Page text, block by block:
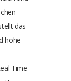
das
hohe
Time